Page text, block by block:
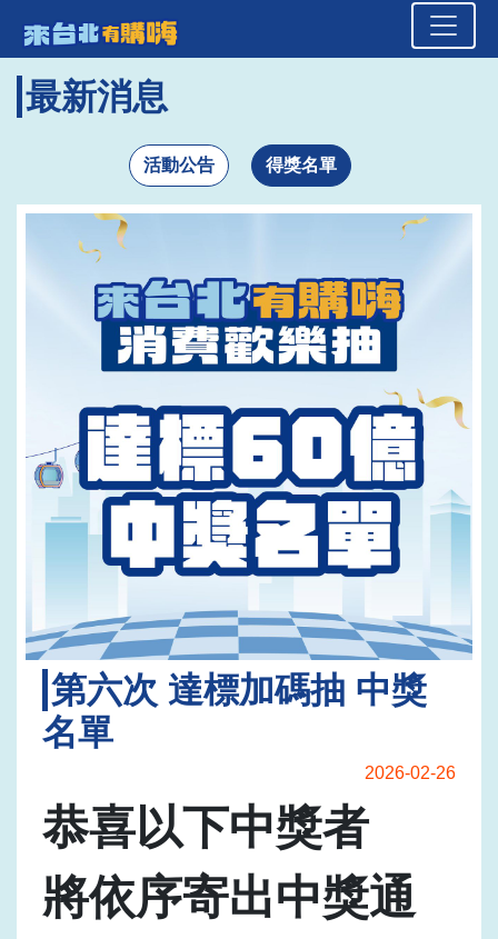
跳到主要內容區塊
最新消息
活動公告 得獎名單
第六次 達標加碼抽 中獎
名單
2026-02-26
恭喜以下中獎者
將依序寄出中獎通